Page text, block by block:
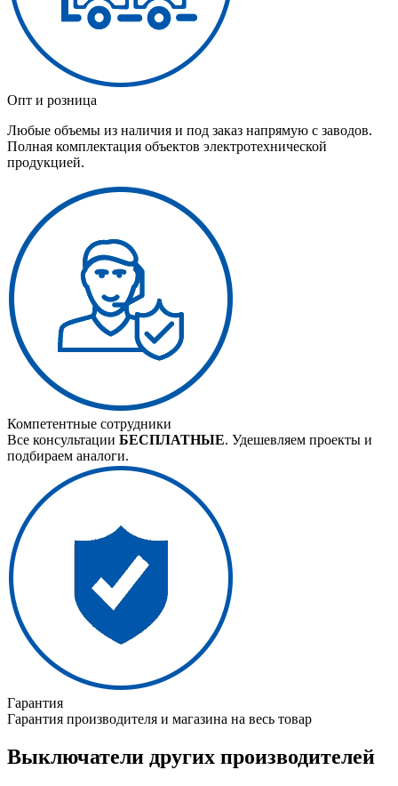
Опт и розница
Любые объемы из наличия и под заказ напрямую с заводов.
Полная комплектация объектов электротехнической
продукцией.
Компетентные сотрудники
Все консультации БЕСПЛАТНЫЕ. Удешевляем проекты и
подбираем аналоги.
Гарантия
Гарантия производителя и магазина на весь товар
Выключатели других производителей